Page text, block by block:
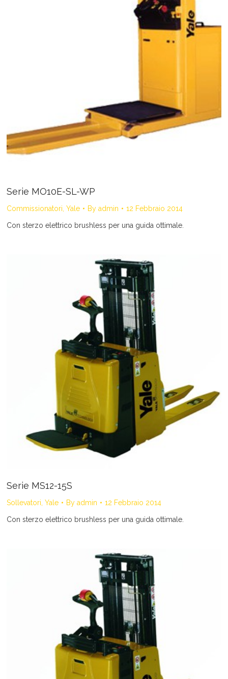
Serie MO10E-SL-WP
Commissionatori Yale By admin 12 Febbraio 2014
Con sterzo elettrico brushless per una guida ottimale.
Serie MS12-15S
Sollevatori Yale By admin 12 Febbraio 2014
Con sterzo elettrico brushless per una guida ottimale.